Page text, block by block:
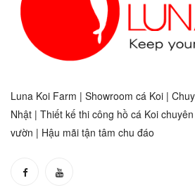
Luna Koi Farm | Showroom cá Koi |
Nhật | Thiết kế thi công hồ cá Koi
vườn | Hậu mãi tận tâm chu đáo